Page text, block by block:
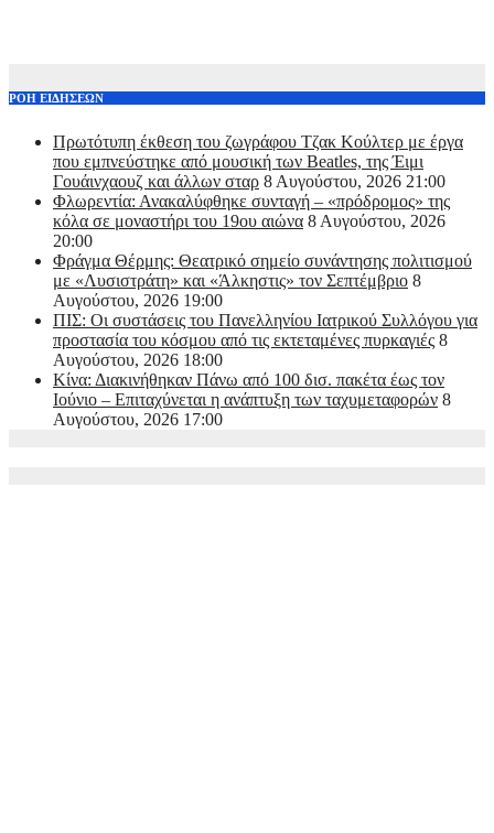
ΡΟΗ ΕΙΔΗΣΕΩΝ
Πρωτότυπη έκθεση του ζωγράφου Τζακ Κούλτερ με έργα
που εμπνεύστηκε από μουσική των Beatles, της Έιμι
Γουάινχαουζ και άλλων σταρ 8 Αυγούστου, 2026 21:00
Φλωρεντία: Ανακαλύφθηκε συνταγή – «πρόδρομος» της
κόλα σε μοναστήρι του 19ου αιώνα 8 Αυγούστου, 2026
20:00
Φράγμα Θέρμης: Θεατρικό σημείο συνάντησης πολιτισμού
με «Λυσιστράτη» και «Άλκηστις» τον Σεπτέμβριο 8
Αυγούστου, 2026 19:00
ΠΙΣ: Οι συστάσεις του Πανελληνίου Ιατρικού Συλλόγου για
προστασία του κόσμου από τις εκτεταμένες πυρκαγιές 8
Αυγούστου, 2026 18:00
Κίνα: Διακινήθηκαν Πάνω από 100 δισ. πακέτα έως τον
Ιούνιο – Επιταχύνεται η ανάπτυξη των ταχυμεταφορών 8
Αυγούστου, 2026 17:00